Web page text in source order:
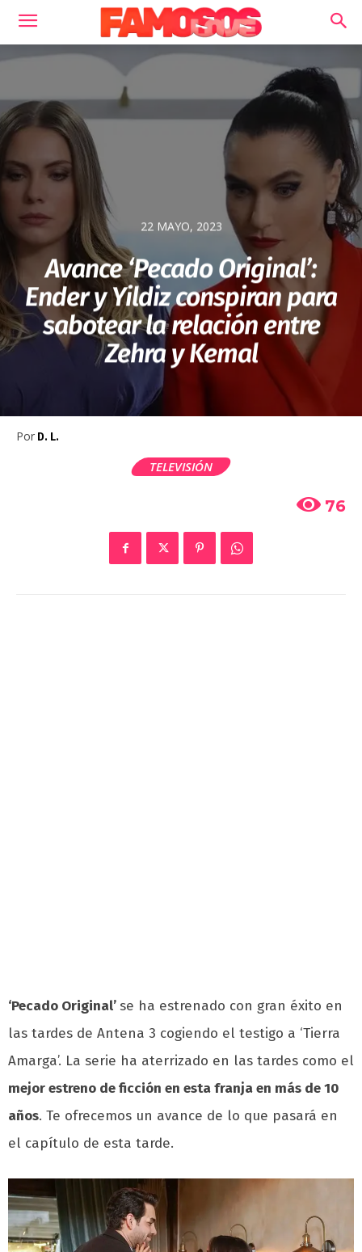
22 MAYO, 2023
Avance ‘Pecado Original’:
Ender y Yildiz conspiran para
sabotear la relación entre
Zehra y Kemal
Por D. L.
TELEVISIÓN
76
‘Pecado Original’se ha estrenado con gran éxito en
las tardes de Antena 3 cogiendo el testigo a ‘Tierra
Amarga’. La serie ha aterrizado en las tardes como el
mejor estreno de ficción en esta franja en más de 10
años. Te ofrecemos un avance de lo que pasará en
el capítulo de esta tarde.